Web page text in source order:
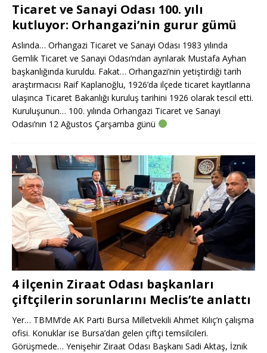
Ticaret ve Sanayi Odası 100. yılı
kutluyor: Orhangazi’nin gurur gümü
Aslında… Orhangazi Ticaret ve Sanayi Odası 1983 yılında
Gemlik Ticaret ve Sanayi Odası’ndan ayrılarak Mustafa Ayhan
başkanlığında kuruldu. Fakat… Orhangazi’nin yetiştirdiği tarih
araştırmacısı Raif Kaplanoğlu, 1926’da ilçede ticaret kayıtlarına
ulaşınca Ticaret Bakanlığı kuruluş tarihini 1926 olarak tescil etti.
Kuruluşunun… 100. yılında Orhangazi Ticaret ve Sanayi
Odası’nın 12 Ağustos Çarşamba günü
4 ilçenin Ziraat Odası başkanları
çiftçilerin sorunlarını Meclis’te anlattı
Yer… TBMM’de AK Parti Bursa Milletvekili Ahmet Kılıç’n çalışma
ofisi. Konuklar ise Bursa’dan gelen çiftçi temsilcileri.
Görüşmede… Yenişehir Ziraat Odası Başkanı Sadi Aktaş, İznik